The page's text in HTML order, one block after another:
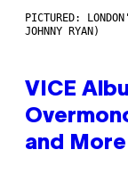
PICTURED:
JOHNNY RYAN)
VICE
and More